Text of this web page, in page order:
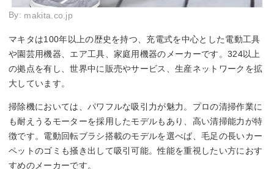
By: makita.co.jp
マキタは100年以上の歴史を持つ、充電式を中心とした電動工具
や園芸用機器、エア工具、家庭用機器のメーカーです。324以上
の拠点を有し、世界中に販売やサービス、生産ネットワークを拡
大しています。
掃除機においては、パワフルな吸引力が魅力。プロの清掃作業に
も耐えうるモーターを採用したモデルもあり、高い清掃能力が特
徴です。電動回転ブラシ搭載のモデルを選べば、毛足の長いカー
ペットのゴミも掻き出して吸引可能。性能を重視したい方におす
すめのメーカーです。